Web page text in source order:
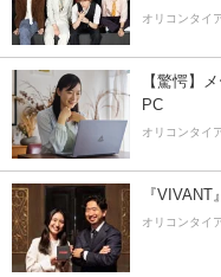
オリコンタイ
【驚愕】
PC
オリコンタイ
『
オリコンタイ